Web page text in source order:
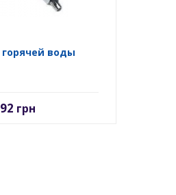
воды
грн